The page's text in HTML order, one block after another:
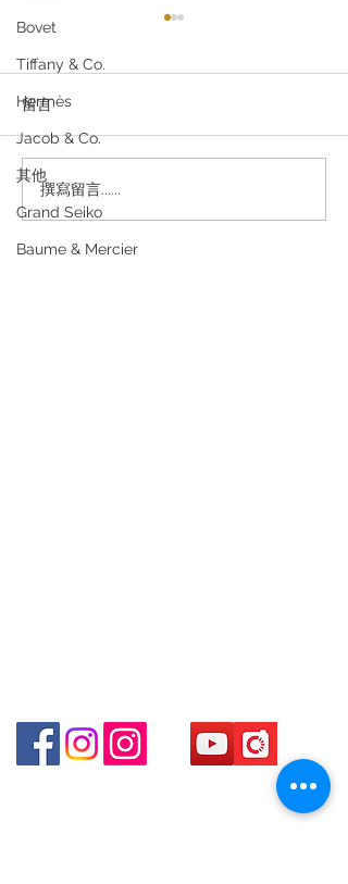
Bovet
Tiffany & Co.
Hermès
Jacob & Co.
其他
Grand Seiko
Baume & Mercier
Rolex GMT-Master II
16710BLRO：鋁圈百事傳
奇，五位數勞力士的最後
留言
撰寫留言......